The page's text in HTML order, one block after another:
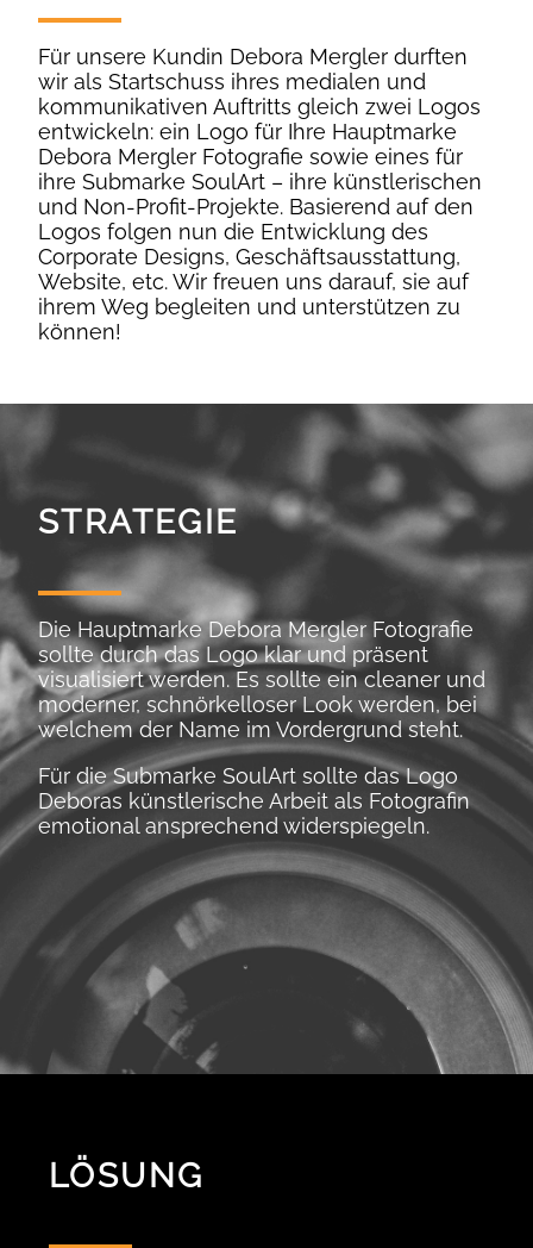
Für unsere Kundin Debora Mergler durften
wir als Startschuss ihres medialen und
kommunikativen Auftritts gleich zwei Logos
entwickeln: ein Logo für Ihre Hauptmarke
Debora Mergler Fotografie sowie eines für
ihre Submarke SoulArt – ihre künstlerischen
und Non-Profit-Projekte. Basierend auf den
Logos folgen nun die Entwicklung des
Corporate Designs, Geschäftsausstattung,
Website, etc. Wir freuen uns darauf, sie auf
ihrem Weg begleiten und unterstützen zu
können!
STRATEGIE
Die Hauptmarke Debora Mergler Fotografie
sollte durch das Logo klar und präsent
visualisiert werden. Es sollte ein cleaner und
moderner, schnörkelloser Look werden, bei
welchem der Name im Vordergrund steht.
Für die Submarke SoulArt sollte das Logo
Deboras künstlerische Arbeit als Fotografin
emotional ansprechend widerspiegeln.
LÖSUNG